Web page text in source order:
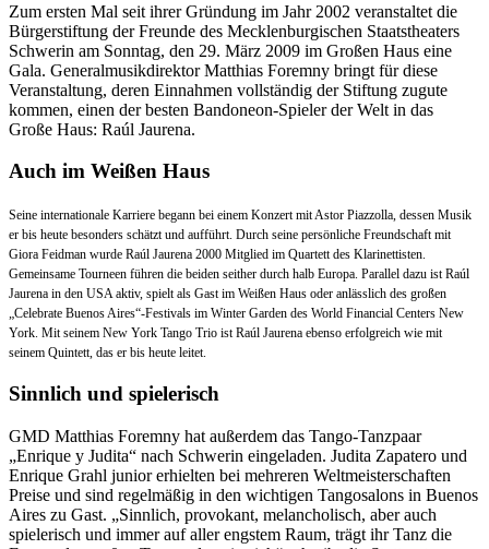
Zum ersten Mal seit ihrer Gründung im Jahr 2002 veranstaltet die
Bürgerstiftung der Freunde des Mecklenburgischen Staatstheaters
Schwerin am Sonntag, den 29. März 2009 im Großen Haus eine
Gala. Generalmusikdirektor Matthias Foremny bringt für diese
Veranstaltung, deren Einnahmen vollständig der Stiftung zugute
kommen, einen der besten Bandoneon-Spieler der Welt in das
Große Haus: Raúl Jaurena.
Auch im Weißen Haus
Seine internationale Karriere begann bei einem Konzert mit Astor Piazzolla, dessen Musik
er bis heute besonders schätzt und aufführt. Durch seine persönliche Freundschaft mit
Giora Feidman wurde Raúl Jaurena 2000 Mitglied im Quartett des Klarinettisten.
Gemeinsame Tourneen führen die beiden seither durch halb Europa. Parallel dazu ist Raúl
Jaurena in den USA aktiv, spielt als Gast im Weißen Haus oder anlässlich des großen
„Celebrate Buenos Aires“-Festivals im Winter Garden des World Financial Centers New
York. Mit seinem New York Tango Trio ist Raúl Jaurena ebenso erfolgreich wie mit
seinem Quintett, das er bis heute leitet.
Sinnlich und spielerisch
GMD Matthias Foremny hat außerdem das Tango-Tanzpaar
„Enrique y Judita“ nach Schwerin eingeladen. Judita Zapatero und
Enrique Grahl junior erhielten bei mehreren Weltmeisterschaften
Preise und sind regelmäßig in den wichtigen Tangosalons in Buenos
Aires zu Gast. „Sinnlich, provokant, melancholisch, aber auch
spielerisch und immer auf aller engstem Raum, trägt ihr Tanz die